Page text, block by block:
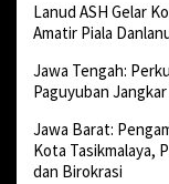
Lanud ASH Gelar
Amatir Piala
Jawa Tengah:
Paguyuban
Jawa Barat:
Kota Tasikmalaya,
dan Birokrasi